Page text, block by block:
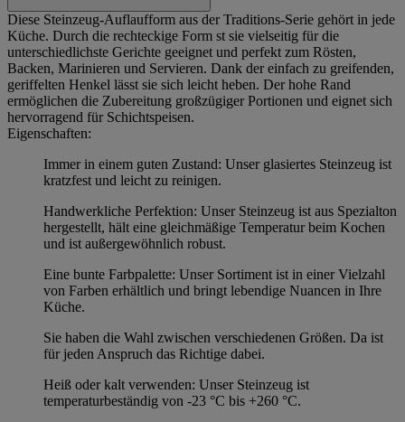
Diese Steinzeug-Auflaufform aus der Traditions-Serie gehört in jede
Küche. Durch die rechteckige Form st sie vielseitig für die
unterschiedlichste Gerichte geeignet und perfekt zum Rösten,
Backen, Marinieren und Servieren. Dank der einfach zu greifenden,
geriffelten Henkel lässt sie sich leicht heben. Der hohe Rand
ermöglichen die Zubereitung großzügiger Portionen und eignet sich
hervorragend für Schichtspeisen.
Eigenschaften:
Immer in einem guten Zustand: Unser glasiertes Steinzeug ist
kratzfest und leicht zu reinigen.
Handwerkliche Perfektion: Unser Steinzeug ist aus Spezialton
hergestellt, hält eine gleichmäßige Temperatur beim Kochen
und ist außergewöhnlich robust.
Eine bunte Farbpalette: Unser Sortiment ist in einer Vielzahl
von Farben erhältlich und bringt lebendige Nuancen in Ihre
Küche.
Sie haben die Wahl zwischen verschiedenen Größen. Da ist
für jeden Anspruch das Richtige dabei.
Heiß oder kalt verwenden: Unser Steinzeug ist
temperaturbeständig von -23 °C bis +260 °C.